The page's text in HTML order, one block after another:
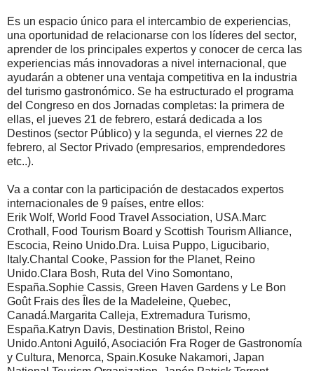
Es un espacio único para el intercambio de experiencias,
una oportunidad de relacionarse con los líderes del sector,
aprender de los principales expertos y conocer de cerca las
experiencias más innovadoras a nivel internacional, que
ayudarán a obtener una ventaja competitiva en la industria
del turismo gastronómico. Se ha estructurado el programa
del Congreso en dos Jornadas completas: la primera de
ellas, el jueves 21 de febrero, estará dedicada a los
Destinos (sector Público) y la segunda, el viernes 22 de
febrero, al Sector Privado (empresarios, emprendedores
etc..).
Va a contar con la participación de destacados expertos
internacionales de 9 países, entre ellos:
Erik Wolf, World Food Travel Association, USA.Marc
Crothall, Food Tourism Board y Scottish Tourism Alliance,
Escocia, Reino Unido.Dra. Luisa Puppo, Ligucibario,
Italy.Chantal Cooke, Passion for the Planet, Reino
Unido.Clara Bosh, Ruta del Vino Somontano,
España.Sophie Cassis, Green Haven Gardens y Le Bon
Goût Frais des Îles de la Madeleine, Quebec,
Canadá.Margarita Calleja, Extremadura Turismo,
España.Katryn Davis, Destination Bristol, Reino
Unido.Antoni Aguiló, Asociación Fra Roger de Gastronomía
y Cultura, Menorca, Spain.Kosuke Nakamori, Japan